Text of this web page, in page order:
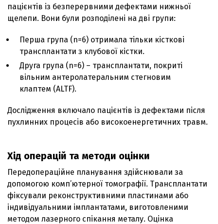
пацієнтів із безперервними дефектами нижньої
щелепи. Вони були розподілені на дві групи:
Перша група (n=6) отримала тільки кісткові
трансплантати з клубової кістки.
Друга група (n=6) – трансплантати, покриті
вільним антеролатеральним стегновим
клаптем (ALTF).
Дослідження включало пацієнтів із дефектами після
пухлинних процесів або високоенергетичних травм.
Хід операцій та методи оцінки
Передопераційне планування здійснювали за
допомогою комп’ютерної томографії. Трансплантати
фіксували реконструктивними пластинами або
індивідуальними імплантатами, виготовленими
методом лазерного спікання металу. Оцінка